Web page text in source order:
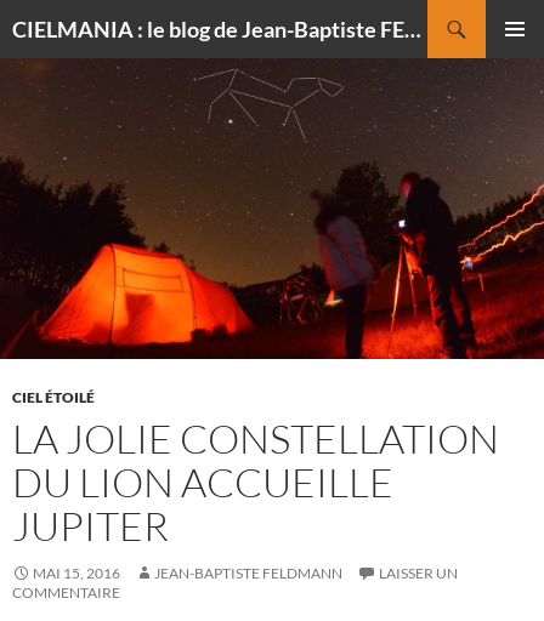
CIELMANIA : le blog de Jean-Baptiste FELDMANN, photographe du ciel
MENU
CONTENU
CIEL ÉTOILÉ
LA JOLIE CONSTELLATION
DU LION ACCUEILLE
JUPITER
MAI 15, 2016 JEAN-BAPTISTE FELDMANN
LAISSER UN
COMMENTAIRE